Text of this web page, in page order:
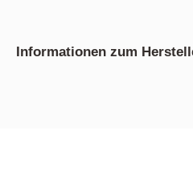
Informationen zum